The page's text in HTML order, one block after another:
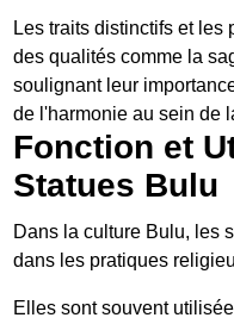
Les traits distinctifs et les
des qualités comme la
soulignant leur
de l'harmonie au sein de
Fonction et
Statues Bulu
Dans la culture Bulu, les
dans les pratiques
Elles sont souvent